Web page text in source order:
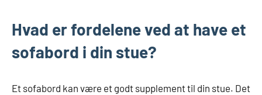
Hvad er fordelene ved at have et
sofabord i din stue?
Et sofabord kan være et godt supplement til din stue. Det